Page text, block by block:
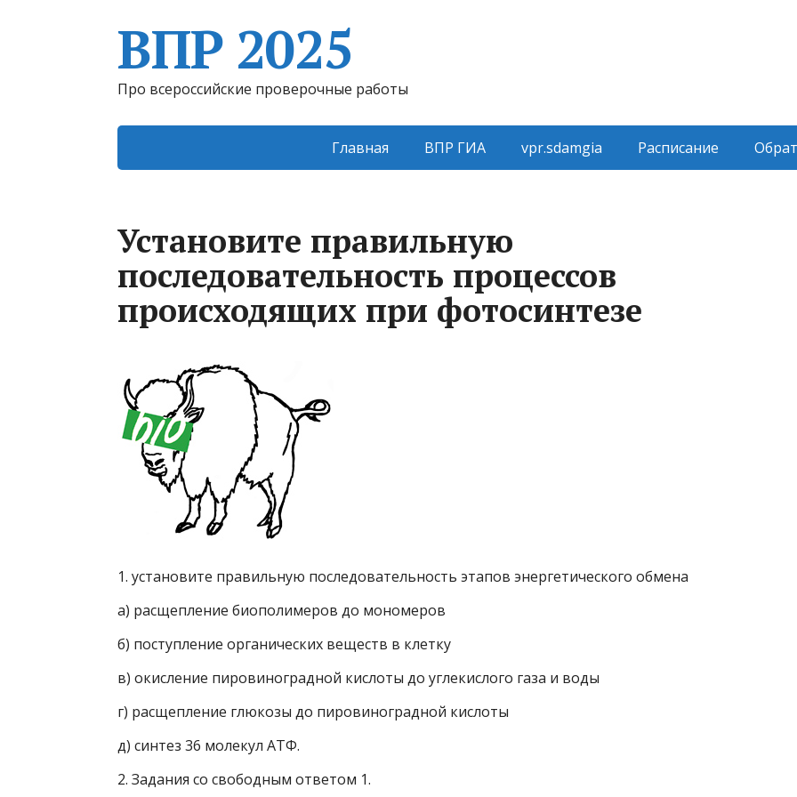
ВПР 2025
Про всероссийские проверочные работы
Главная ВПР ГИА vpr.sdamgia Расписание
Установите правильную
последовательность процессов
происходящих при фотосинтезе
1. установите правильную последовательность этапов энергетического обмена
а) расщепление биополимеров до мономеров
б) поступление органических веществ в клетку
в) окисление пировиноградной кислоты до углекислого газа и воды
г) расщепление глюкозы до пировиноградной кислоты
д) синтез 36 молекул АТФ.
2. Задания со свободным ответом 1.